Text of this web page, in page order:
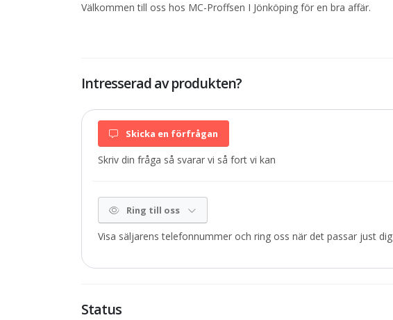
Välkommen till oss hos MC-Proffsen I Jönköping för en bra affär.
Intresserad av produkten?
Skicka en förfrågan
Skriv din fråga så svarar vi så fort vi kan
Ring till oss
Visa säljarens telefonnummer och ring oss när det passar just dig
Status